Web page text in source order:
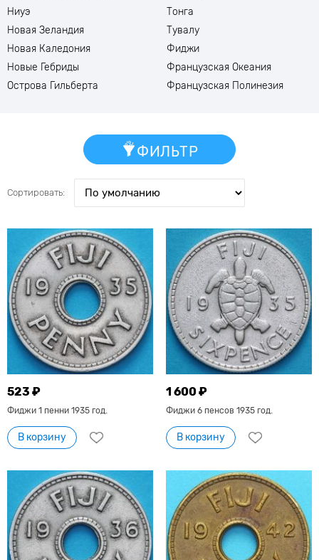
Ниуэ
Новая Зеландия
Новая Каледония
Новые Гебриды
Острова Гильберта
Тонга
Тувалу
Фиджи
Французская Океания
Французская Полинезия
ФИЛЬТР
Сортировать:
523 ₽
Фиджи 1 пенни 1935 год.
В корзину
1 600 ₽
Фиджи 6 пенсов 1935 год.
В корзину